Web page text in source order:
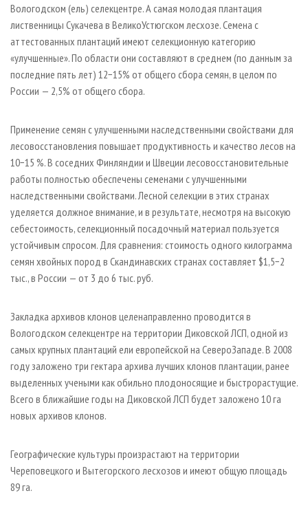
Вологодском (ель) селекцентре. А самая молодая плантация
лиственницы Сукачева в Велико­Устюгском лесхозе. Семена с
аттестованных плантаций имеют селекционную категорию
«улучшенные». По области они составляют в среднем (по данным за
последние пять лет) 12−15% от общего сбора семян, в целом по
России — 2,5% от общего сбора.
Применение семян с улучшенными наследственными свойствами для
лесовосстановления повышает продуктивность и качество лесов на
10−15 %. В соседних Финляндии и Швеции лесовосстановительные
работы полностью обеспечены семенами с улучшенными
наследственными свойствами. Лесной селекции в этих странах
уделяется должное внимание, и в результате, несмотря на высокую
себестоимость, селекционный посадочный материал пользуется
устойчивым спросом. Для сравнения: стоимость одного килограмма
семян хвойных пород в Скандинавских странах составляет $1,5−2
тыс., в России — от 3 до 6 тыс. руб.
Закладка архивов клонов целенаправленно проводится в
Вологодском селекцентре на территории Диковской ЛСП, одной из
самых крупных плантаций ели европейской на Северо­Западе. В 2008
году заложено три гектара архива лучших клонов плантации, ранее
выделенных учеными как обильно плодоносящие и быстрорастущие.
Всего в ближайшие годы на Диковской ЛСП будет заложено 10 га
новых архивов клонов.
Географические культуры произрастают на территории
Череповецкого и Вытегорского лесхозов и имеют общую площадь
89 га.